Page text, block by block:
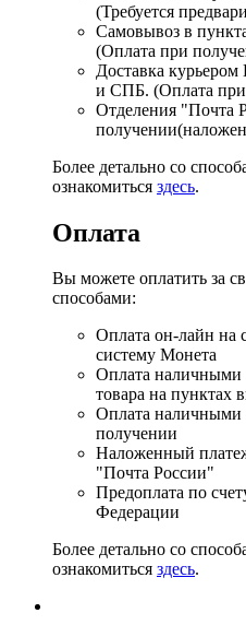
(Требуется
Самовывоз в
(Оплата при
Доставка
и СПБ. (Оплата при
Отделения "Почта
Более детально со
ознакомиться здесь.
Оплата
Вы можете оплатить за
способами:
Оплата он-лайн на
систему Монета
Оплата наличными
товара на пунктах
Оплата наличными
получении
Наложенный
"Почта России"
Предоплата по
Федерации
Более детально со
ознакомиться здесь.